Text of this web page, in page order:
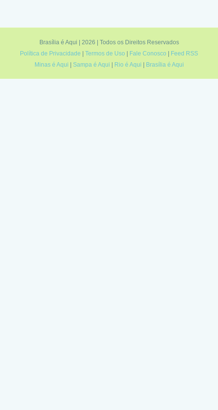
Brasília é Aqui | 2026 | Todos os Direitos Reservados
Política de Privacidade
Termos de Uso Fale Conosco
Feed RSS
Minas é Aqui
Sampa é Aqui Rio é Aqui Brasília é Aqui